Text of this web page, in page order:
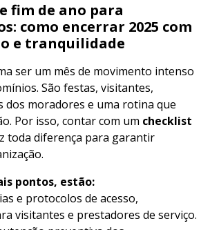
fim de ano para
como encerrar 2025 com
e tranquilidade
ser um mês de movimento intenso
São festas, visitantes,
dos moradores e uma rotina que
Por isso, contar com um checklist
toda diferença para garantir
pontos, estão:
e protocolos de acesso,
visitantes e prestadores de serviço.